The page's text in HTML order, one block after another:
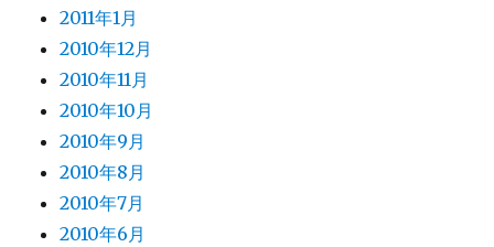
2011年1月
2010年12月
2010年11月
2010年10月
2010年9月
2010年8月
2010年7月
2010年6月